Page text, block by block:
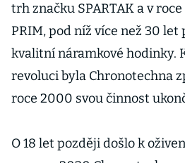
trh značku SPARTAK a v
PRIM, pod níž více než 30
kvalitní náramkové hodinky.
revoluci byla Chronotechna
roce 2000 svou činnost
O 18 let později došlo k